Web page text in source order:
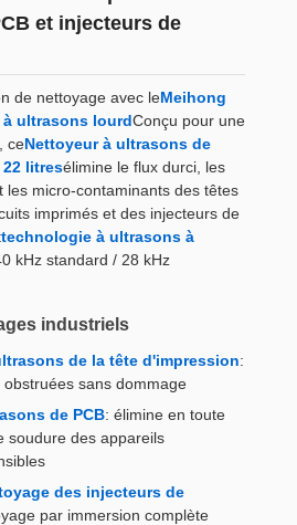
et injecteurs de
de nettoyage avec leMeihong
à ultrasons lourdConçu pour une
ceNettoyeur à ultrasons de
litresélimine le flux durci, les
les micro-contaminants des têtes
imprimés et des injecteurs de
technologie à ultrasons à
kHz standard / 28 kHz
industriels
de la tête d'impression:
sans dommage
de PCB: élimine en toute
soudure des appareils
des injecteurs de
par immersion complète